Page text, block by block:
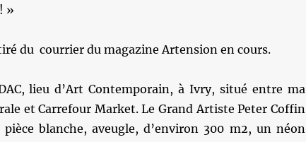
»
du courrier du magazine Artension en cours.
lieu d’Art Contemporain, à Ivry, situé entre ma
et Carrefour Market. Le Grand Artiste Peter Coffin
pièce blanche, aveugle, d’environ 300 m2, un néon